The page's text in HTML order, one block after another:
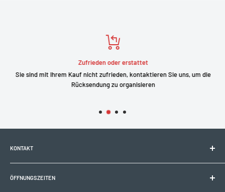
Zufrieden oder erstattet
Sie sind mit Ihrem Kauf nicht zufrieden, kontaktieren Sie uns, um die
Rücksendung zu organisieren
KONTAKT
Electrobike Zone Sàrl
Avenue de la Rapille 2
ÖFFNUNGSZEITEN